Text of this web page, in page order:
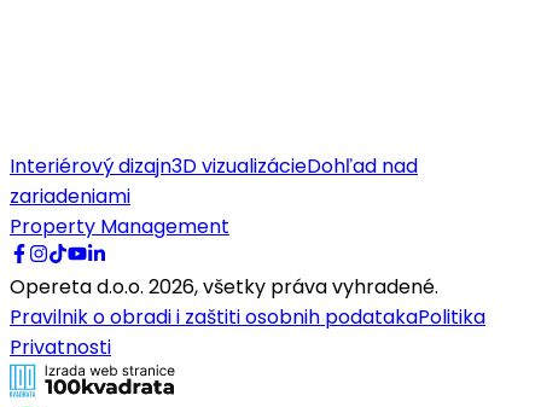
Interiérový dizajn3D vizualizácieDohľad nad
zariadeniami
Property Management
Opereta d.o.o. 2026,všetky práva vyhradené.
Pravilnik o obradi i zaštiti osobnih podatakaPolitika
Privatnosti